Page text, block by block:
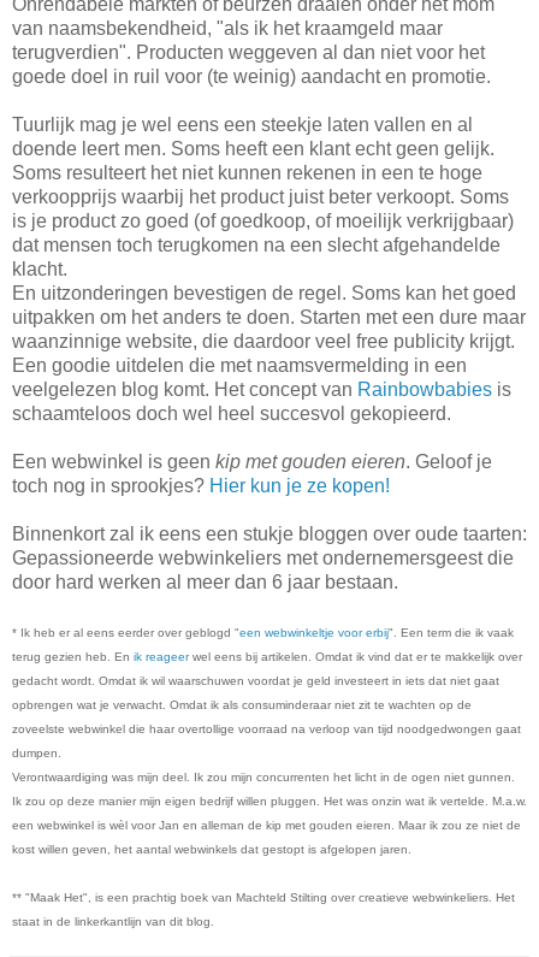
Onrendabele markten of beurzen draaien onder het mom
van naamsbekendheid, "als ik het kraamgeld maar
terugverdien". Producten weggeven al dan niet voor het
goede doel in ruil voor (te weinig) aandacht en promotie.
Tuurlijk mag je wel eens een steekje laten vallen en al
doende leert men. Soms heeft een klant echt geen gelijk.
Soms resulteert het niet kunnen rekenen in een te hoge
verkoopprijs waarbij het product juist beter verkoopt. Soms
is je product zo goed (of goedkoop, of moeilijk verkrijgbaar)
dat mensen toch terugkomen na een slecht afgehandelde
klacht.
En uitzonderingen bevestigen de regel. Soms kan het goed
uitpakken om het anders te doen. Starten met een dure maar
waanzinnige website, die daardoor veel free publicity krijgt.
Een goodie uitdelen die met naamsvermelding in een
veelgelezen blog komt. Het concept van Rainbowbabies is
schaamteloos doch wel heel succesvol gekopieerd.
Een webwinkel is geen kip met gouden eieren. Geloof je
toch nog in sprookjes? Hier kun je ze kopen!
Binnenkort zal ik eens een stukje bloggen over oude taarten:
Gepassioneerde webwinkeliers met ondernemersgeest die
door hard werken al meer dan 6 jaar bestaan.
* Ik heb er al eens eerder over geblogd "een webwinkeltje voor erbij". Een term die ik vaak
terug gezien heb. En ik reageerwel eens bij artikelen. Omdat ik vind dat er te makkelijk over
gedacht wordt. Omdat ik wil waarschuwen voordat je geld investeert in iets dat niet gaat
opbrengen wat je verwacht. Omdat ik als consuminderaar niet zit te wachten op de
zoveelste webwinkel die haar overtollige voorraad na verloop van tijd noodgedwongen gaat
dumpen.
Verontwaardiging was mijn deel. Ik zou mijn concurrenten het licht in de ogen niet gunnen.
Ik zou op deze manier mijn eigen bedrijf willen pluggen. Het was onzin wat ik vertelde. M.a.w.
een webwinkel is wèl voor Jan en alleman de kip met gouden eieren. Maar ik zou ze niet de
kost willen geven, het aantal webwinkels dat gestopt is afgelopen jaren.
** "Maak Het", is een prachtig boek van Machteld Stilting over creatieve webwinkeliers. Het
staat in de linkerkantlijn van dit blog.